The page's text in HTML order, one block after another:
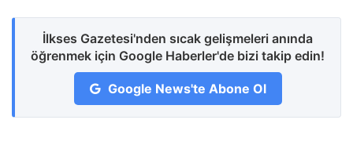
İlkses Gazetesi'nden sıcak gelişmeleri anında
öğrenmek için Google Haberler'de bizi takip edin!
Google News'te Abone Ol